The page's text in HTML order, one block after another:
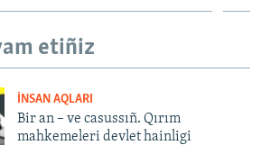
etiñiz
İNSAN AQLARI
Bir an – ve casussıñ. Qırım
mahkemeleri devlet hainligi